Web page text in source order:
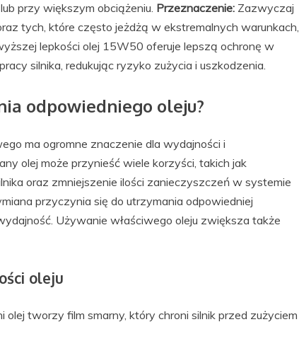
przy większym obciążeniu. Przeznaczenie: Zazwyczaj
tych, które często jeżdżą w ekstremalnych warunkach,
lepkości olej 15W50 oferuje lepszą ochronę w
silnika, redukując ryzyko zużycia i uszkodzenia.
odpowiedniego oleju?
ma ogromne znaczenie dla wydajności i
olej może przynieść wiele korzyści, takich jak
oraz zmniejszenie ilości zanieczyszczeń w systemie
przyczynia się do utrzymania odpowiedniej
Używanie właściwego oleju zwiększa także
oleju
olej tworzy film smarny, który chroni silnik przed zużyciem